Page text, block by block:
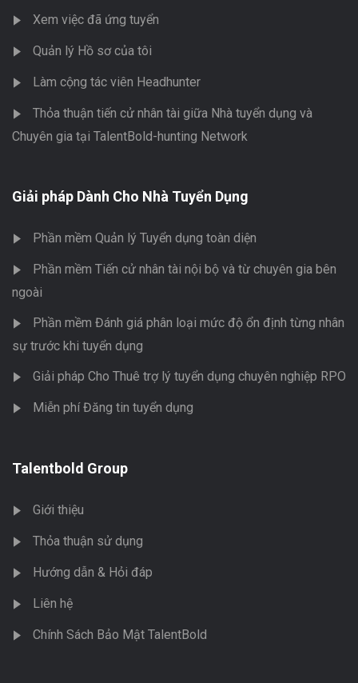
Xem việc đã ứng tuyển
Quản lý Hồ sơ của tôi
Làm cộng tác viên Headhunter
Thỏa thuận tiến cử nhân tài giữa Nhà tuyển dụng và
Chuyên gia tại TalentBold-hunting Network
Giải pháp Dành Cho Nhà Tuyển Dụng
Phần mềm Quản lý Tuyển dụng toàn diện
Phần mềm Tiến cử nhân tài nội bộ và từ chuyên gia bên
ngoài
Phần mềm Đánh giá phân loại mức độ ổn định từng nhân
sự trước khi tuyển dụng
Giải pháp Cho Thuê trợ lý tuyển dụng chuyên nghiệp RPO
Miễn phí Đăng tin tuyển dụng
Talentbold Group
Giới thiệu
Thỏa thuận sử dụng
Hướng dẫn & Hỏi đáp
Liên hệ
Chính Sách Bảo Mật TalentBold